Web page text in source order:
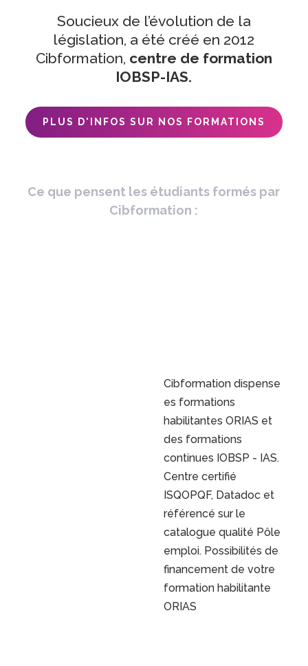
Soucieux de l’évolution de la
législation, a été créé en 2012
Cibformation, centre de formation
IOBSP-IAS.
PLUS D'INFOS SUR NOS FORMATIONS
Ce que pensent les étudiants formés par
Cibformation :
Cibformation dispense
es formations
habilitantes ORIAS et
des formations
continues IOBSP - IAS.
Centre certifié
ISQOPQF, Datadoc et
référencé sur le
catalogue qualité Pôle
emploi. Possibilités de
financement de votre
formation habilitante
ORIAS